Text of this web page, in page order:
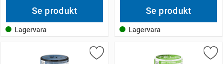
Se produkt
Lagervara
Se produkt
Lagervara